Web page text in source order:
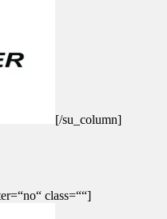
[/su_column]
class=““]